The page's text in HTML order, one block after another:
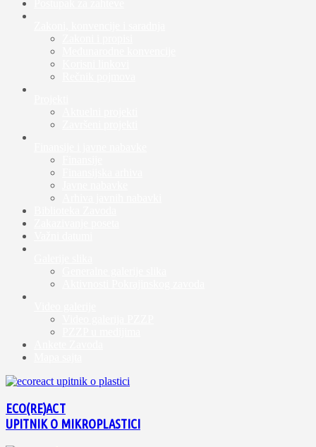
ECO(RE)ACT
UPITNIK O MIKROPLASTICI